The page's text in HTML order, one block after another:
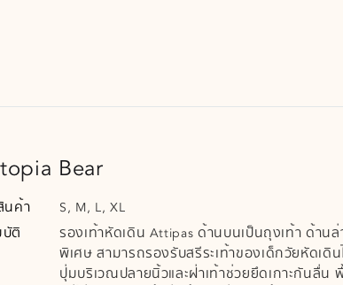
Bear
นค้า
S, M, L, XL
ติ
รองเท้าหัดเดิน Attipas ด้านบนเป็นถุงเท้า ด้า
พิเศษ สามารถรองรับสรีระเท้าของเด็กวัยหัดเดิ
ปุ่มบริเวณปลายนิ้วและฝ่าเท้าช่วยยึดเกาะกันลื่น